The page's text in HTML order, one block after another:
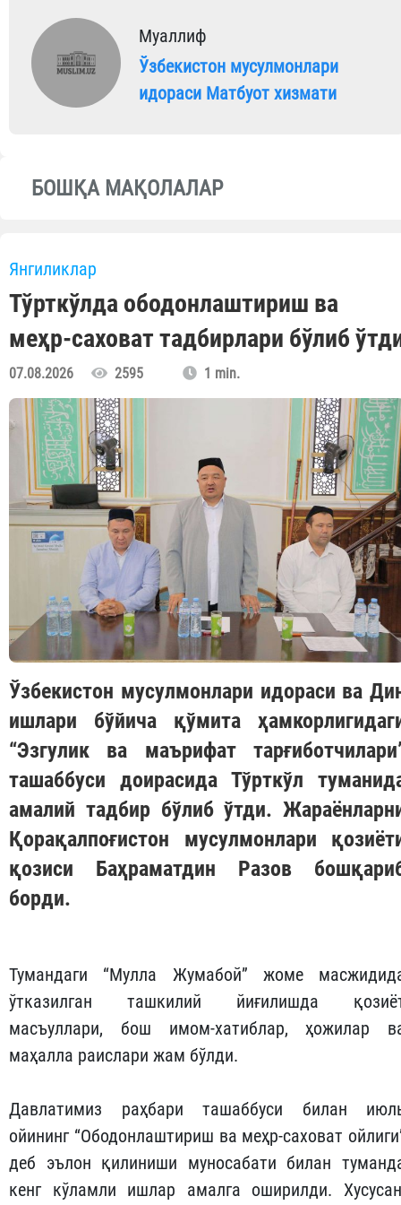
Муаллиф
Ўзбекистон мусулмонлари
идораси Матбуот хизмати
БОШҚА МАҚОЛАЛАР
Янгиликлар
Тўрткўлда ободонлаштириш ва
меҳр-саховат тадбирлари бўлиб
07.08.2026 2595 1 min.
Ўзбекистон мусулмонлари идораси ва
ишлари бўйича қўмита
“Эзгулик ва маърифат
ташаббуси доирасида Тўрткўл
амалий тадбир бўлиб ўтди.
Қорақалпоғистон мусулмонлари
қозиси Баҳраматдин Разов
борди.
Тумандаги “Мулла Жумабой” жоме
ўтказилган ташкилий йиғилишда
масъуллари, бош имом-хатиблар, ҳожилар
маҳалла раислари жам бўлди.
Давлатимиз раҳбари ташаббуси билан
ойининг “Ободонлаштириш ва меҳр-саховат
деб эълон қилиниши муносабати билан
кенг кўламли ишлар амалга оширилди.